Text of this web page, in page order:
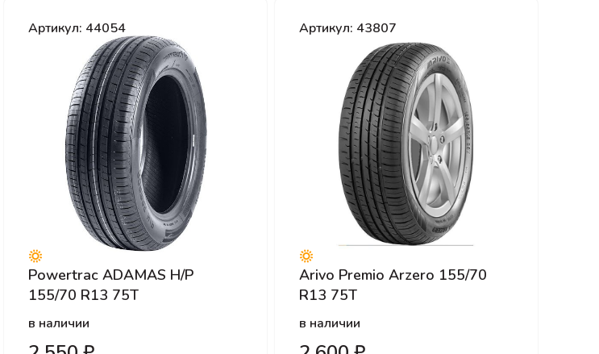
Артикул: 44054
Powertrac ADAMAS H/P
155/70 R13 75T
в наличии
Артикул: 43807
Arivo Premio Arzero 155/70
R13 75T
в наличии